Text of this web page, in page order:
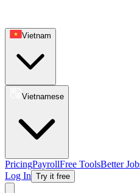
Vietnam
Vietnamese
PricingPayrollFree ToolsBetter
Log In Try it free